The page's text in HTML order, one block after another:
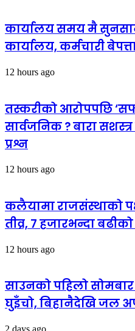
कार्यालय समय मै
कार्यालय, कर्मचारी
12 hours ago
तस्करीको आरोपपछि
सार्वजनिक ? बारा
प्रश्न
12 hours ago
कलैयामा राजसंस्थाको
तीव्र, ७ हजारभन्दा
12 hours ago
साउनको पहिलो
घुइँचो, बिहानैदेखि जल